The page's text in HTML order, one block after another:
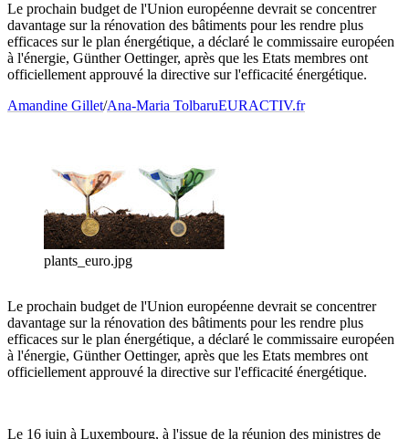
Le prochain budget de l'Union européenne devrait se concentrer
davantage sur la rénovation des bâtiments pour les rendre plus
efficaces sur le plan énergétique, a déclaré le commissaire européen
à l'énergie, Günther Oettinger, après que les Etats membres ont
officiellement approuvé la directive sur l'efficacité énergétique.
Amandine Gillet/Ana-Maria TolbaruEURACTIV.fr
plants_euro.jpg
Le prochain budget de l'Union européenne devrait se concentrer
davantage sur la rénovation des bâtiments pour les rendre plus
efficaces sur le plan énergétique, a déclaré le commissaire européen
à l'énergie, Günther Oettinger, après que les Etats membres ont
officiellement approuvé la directive sur l'efficacité énergétique.
Le 16 juin à Luxembourg, à l'issue de la réunion des ministres de